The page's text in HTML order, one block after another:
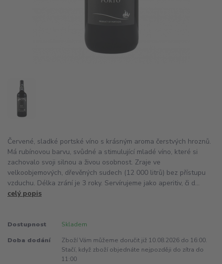
Červené, sladké portské víno s krásným aroma čerstvých hroznů.
Má rubínovou barvu, svůdné a stimulující mladé víno, které si
zachovalo svoji silnou a živou osobnost. Zraje ve
velkoobjemových, dřevěných sudech (12 000 litrů) bez přístupu
vzduchu. Délka zrání je 3 roky. Servírujeme jako aperitiv, či d...
celý popis
Dostupnost Skladem
Doba dodání
Zboží Vám můžeme doručit již 10.08.2026 do 16:00.
Stačí, když zboží objednáte nejpozději do zítra do
11:00